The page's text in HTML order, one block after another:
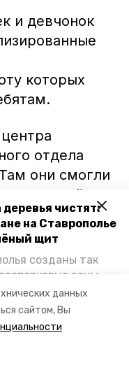
данных
сайтом, Вы
чистят:
на Ставрополье
щит
созданы так
зоны,
выхлопных
ли они с
и
узнала
и девчонок
которых
отдела
они смогли
и полицейские
о посещении